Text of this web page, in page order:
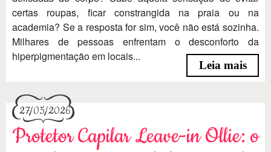
certas roupas, ficar constrangida na praia ou na
academia? Se a resposta for sim, você não está sozinha.
Milhares de pessoas enfrentam o desconforto da
hiperpigmentação em locais...
Leia mais
27/05/2026
Protetor Capilar Leave-in Ollie: o